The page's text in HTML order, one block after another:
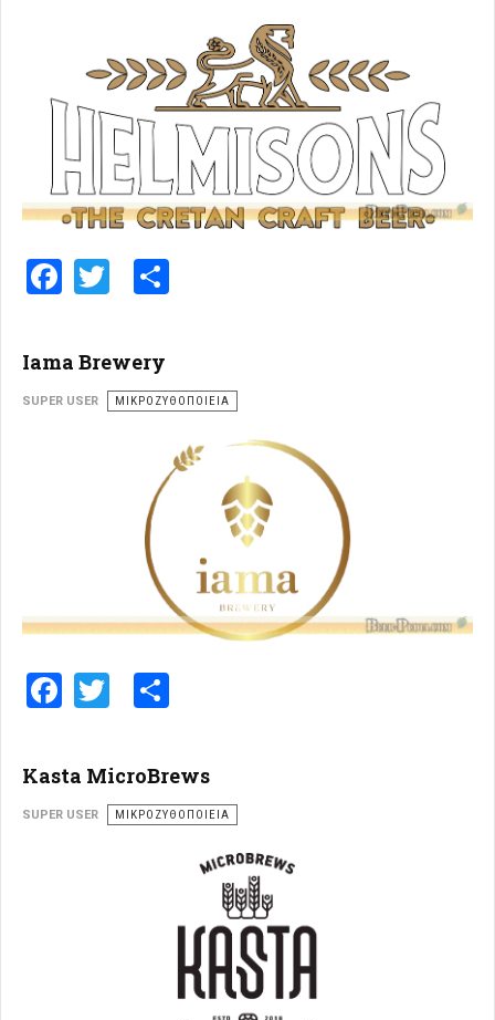
Facebook
Twitter
Iama Brewery
SUPER USER ΜΙΚΡΟΖΥΘΟΠΟΙΕΊΑ
Facebook
Twitter
Kasta MicroBrews
SUPER USER ΜΙΚΡΟΖΥΘΟΠΟΙΕΊΑ